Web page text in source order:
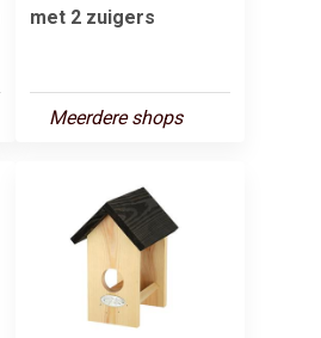
met 2 zuigers
Meerdere shops